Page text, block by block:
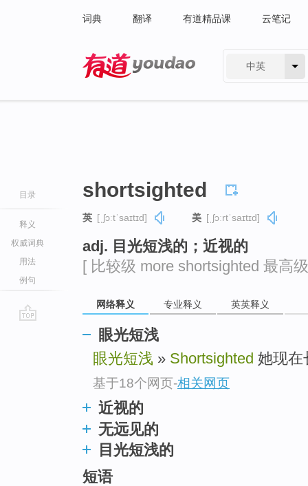
词典 翻译 有道精品课 云笔记
中英
目录
释义
权威词典
用法
例句
shortsighted
英 [ˌʃɔːtˈsaɪtɪd] 美 [ˌʃɔːrtˈsaɪtɪd]
adj. 目光短浅的；近视的
[ 比较级 more shortsighted 最高
网络释义 专业释义 英英释义
眼光短浅
眼光短浅 » Shortsighted 她现在
基于18个网页-相关网页
近视的
无远见的
目光短浅的
短语